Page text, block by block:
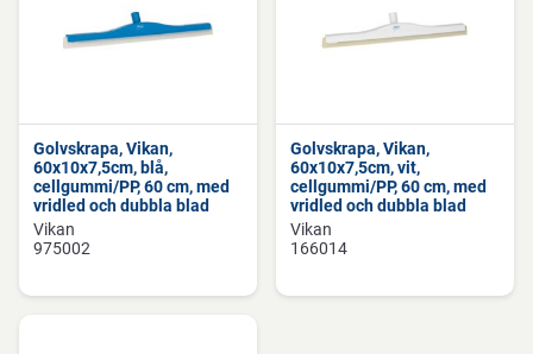
Golvskrapa, Vikan,
60x10x7,5cm, blå,
cellgummi/PP, 60 cm, med
vridled och dubbla blad
Vikan
975002
Golvskrapa, Vikan,
60x10x7,5cm, vit,
cellgummi/PP, 60 cm, med
vridled och dubbla blad
Vikan
166014